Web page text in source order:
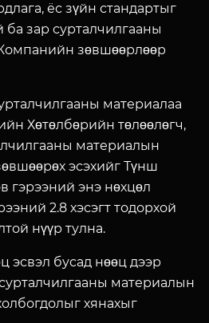
ёс зүйн стандартыг
ба зар сурталчилгааны
зөвшөөрлөөр
материалаа
Хөтөлбөрийн төлөөлөгч,
материалын
эсэхийг Түнш
гэрээний энэ нөхцөл
2.8 хэсэгт тодорхой
нүүр тулна.
эсвэл бусад нөөц дээр
материалын
хянахыг